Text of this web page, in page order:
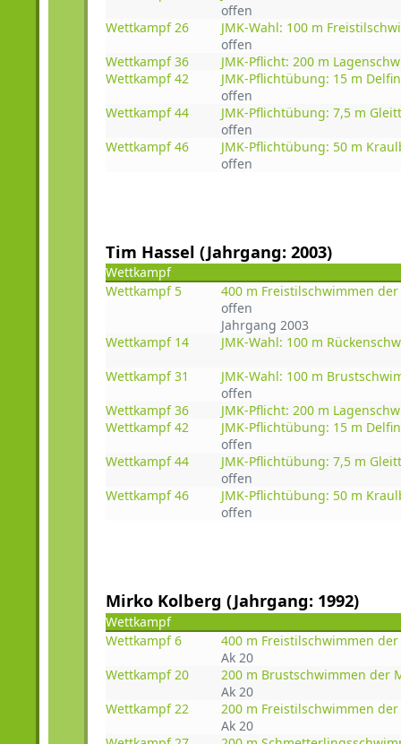
offen
Wettkampf 26
JMK-Wahl: 100 m
offen
Wettkampf 36
JMK-Pflicht: 200 m
Wettkampf 42
JMK-Pflichtübung: 15 m
offen
Wettkampf 44
JMK-Pflichtübung: 7,5 m
offen
Wettkampf 46
JMK-Pflichtübung: 50 m
offen
Tim Hassel (Jahrgang: 2003)
Wettkampf
Wettkampf 5
400 m Freistilschwimmen
offen
Jahrgang 2003
Wettkampf 14
JMK-Wahl: 100 m
Wettkampf 31
JMK-Wahl: 100 m
offen
Wettkampf 36
JMK-Pflicht: 200 m
Wettkampf 42
JMK-Pflichtübung: 15 m
offen
Wettkampf 44
JMK-Pflichtübung: 7,5 m
offen
Wettkampf 46
JMK-Pflichtübung: 50 m
offen
Mirko Kolberg (Jahrgang: 1992)
Wettkampf
Wettkampf 6
400 m Freistilschwimmen
Ak 20
Wettkampf 20
200 m Brustschwimmen der
Ak 20
Wettkampf 22
200 m Freistilschwimmen
Ak 20